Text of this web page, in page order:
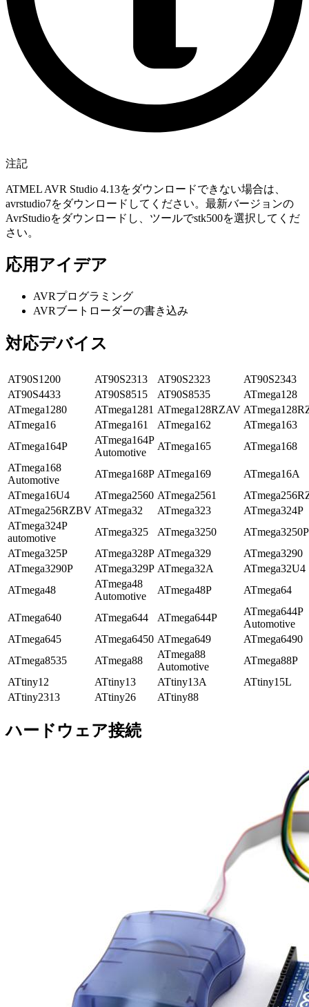
注記
ATMEL AVR Studio 4.13をダウンロードできない場合は、
avrstudio7をダウンロードしてください。最新バージョンの
AvrStudioをダウンロードし、ツールでstk500を選択してくだ
さい。
応用アイデア
AVRプログラミング
AVRブートローダーの書き込み
対応デバイス
AT90S1200 AT90S2313 AT90S2323
AT90S2343
AT90S4433
AT90S8515 AT90S8535
ATmega128
ATmega1280
ATmega1281 ATmega128RZAV
ATmega16
ATmega161 ATmega162
ATmega163
ATmega164P
ATmega164P
Automotive
ATmega165
ATmega168
ATmega168
Automotive
ATmega168P ATmega169
ATmega16A
ATmega16U4
ATmega2560 ATmega2561
ATmega256RZBV ATmega32 ATmega323
ATmega324P
ATmega324P
automotive
ATmega325 ATmega3250
ATmega3250P
ATmega325P
ATmega328P ATmega329
ATmega3290
ATmega3290P
ATmega329P ATmega32A
ATmega32U4
ATmega48
ATmega48
Automotive
ATmega48P ATmega64
ATmega640 ATmega644 ATmega644P
ATmega644P
Automotive
ATmega645
ATmega6450 ATmega649
ATmega6490
ATmega8535
ATmega88
ATmega88
Automotive
ATmega88P
ATtiny12
ATtiny13 ATtiny13A
ATtiny15L
ATtiny2313
ATtiny26 ATtiny88
ハードウェア接続